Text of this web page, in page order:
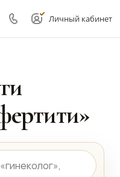
Личный кабинет